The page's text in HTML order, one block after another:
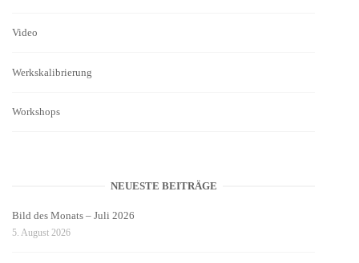
Video
Werkskalibrierung
Workshops
NEUESTE BEITRÄGE
Bild des Monats – Juli 2026
5. August 2026